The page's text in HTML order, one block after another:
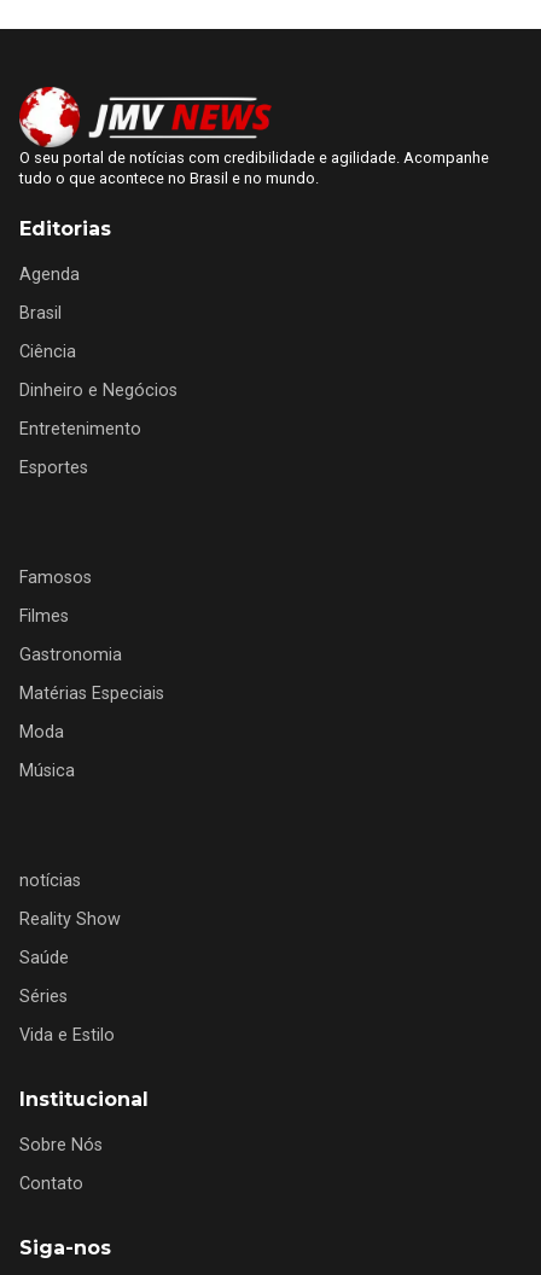
O seu portal de notícias com credibilidade e agilidade. Acompanhe
tudo o que acontece no Brasil e no mundo.
Editorias
Agenda
Brasil
Ciência
Dinheiro e Negócios
Entretenimento
Esportes
Famosos
Filmes
Gastronomia
Matérias Especiais
Moda
Música
notícias
Reality Show
Saúde
Séries
Vida e Estilo
Institucional
Sobre Nós
Contato
Siga-nos